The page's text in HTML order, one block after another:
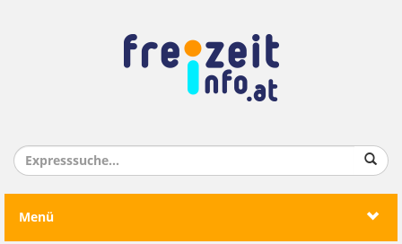
Menü